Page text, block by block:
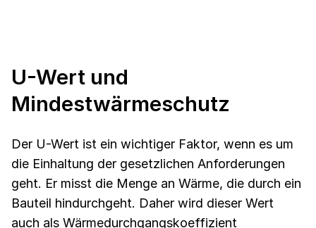
U-Wert und
Mindestwärmeschutz
Der U-Wert ist ein wichtiger Faktor, wenn es um
die Einhaltung der gesetzlichen Anforderungen
geht. Er misst die Menge an Wärme, die durch ein
Bauteil hindurchgeht. Daher wird dieser Wert
auch als Wärmedurchgangskoeffizient